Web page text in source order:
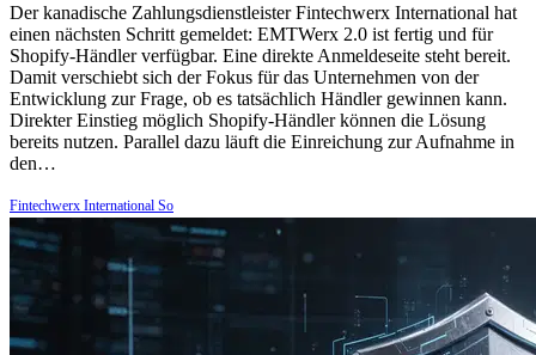
Der kanadische Zahlungsdienstleister Fintechwerx International hat
einen nächsten Schritt gemeldet: EMTWerx 2.0 ist fertig und für
Shopify-Händler verfügbar. Eine direkte Anmeldeseite steht bereit.
Damit verschiebt sich der Fokus für das Unternehmen von der
Entwicklung zur Frage, ob es tatsächlich Händler gewinnen kann.
Direkter Einstieg möglich Shopify-Händler können die Lösung
bereits nutzen. Parallel dazu läuft die Einreichung zur Aufnahme in
den…
Fintechwerx International So